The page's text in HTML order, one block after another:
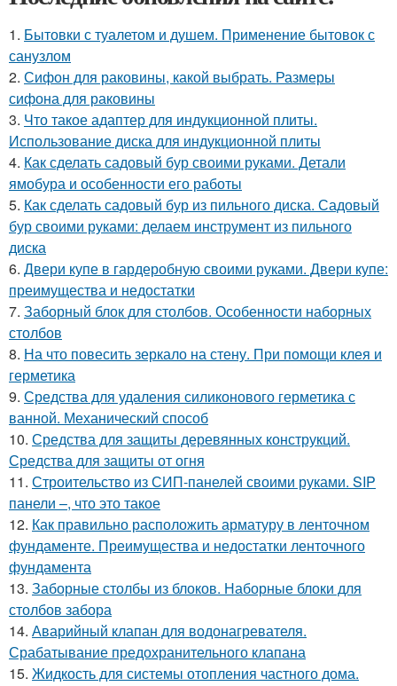
1. Бытовки с туалетом и душем. Применение бытовок с
санузлом
2. Сифон для раковины, какой выбрать. Размеры
сифона для раковины
3. Что такое адаптер для индукционной плиты.
Использование диска для индукционной плиты
4. Как сделать садовый бур своими руками. Детали
ямобура и особенности его работы
5. Как сделать садовый бур из пильного диска. Садовый
бур своими руками: делаем инструмент из пильного
диска
6. Двери купе в гардеробную своими руками. Двери купе:
преимущества и недостатки
7. Заборный блок для столбов. Особенности наборных
столбов
8. На что повесить зеркало на стену. При помощи клея и
герметика
9. Средства для удаления силиконового герметика с
ванной. Механический способ
10. Средства для защиты деревянных конструкций.
Средства для защиты от огня
11. Строительство из СИП-панелей своими руками. SIP
панели –, что это такое
12. Как правильно расположить арматуру в ленточном
фундаменте. Преимущества и недостатки ленточного
фундамента
13. Заборные столбы из блоков. Наборные блоки для
столбов забора
14. Аварийный клапан для водонагревателя.
Срабатывание предохранительного клапана
15. Жидкость для системы отопления частного дома.